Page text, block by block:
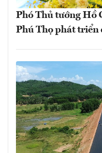
Phó Thủ tướng Hồ
Phú Thọ phát triển